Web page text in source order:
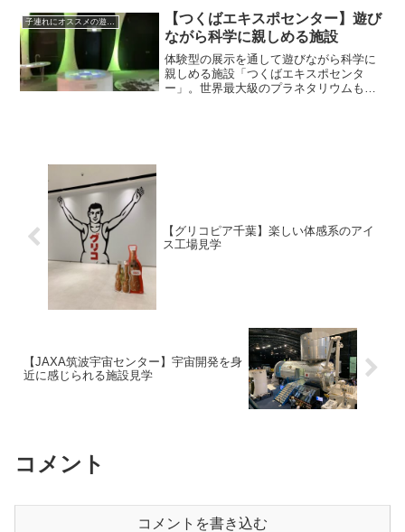
【つくばエキスポセンター】遊び
ながら科学に親しめる施設
体験型の展示を通して遊びながら科学に
親しめる施設「つくばエキスポセンタ
ー」。世界最大級のプラネタリウムもあ
【グリコピア千葉】楽しい体感系のアイ
ス工場見学
【JAXA筑波宇宙センター】宇宙開発を身
近に感じられる施設見学
コメント
コメントを書き込む